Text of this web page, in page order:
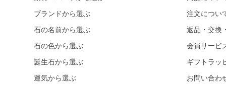
クイーンコンクシェル
クォンタムクアトロシリカ
クリスタル各種
クリスタル（本水晶）
山梨水晶
ブランドから選ぶ
石の名前から選ぶ
石の色から選ぶ
誕生石から選ぶ
運気から選ぶ
注文につい
返品・交換
会員サービ
ギフトラッ
お問い合わ